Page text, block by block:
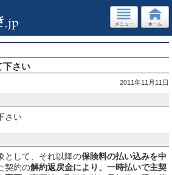
下さい
2011年11月11日
さい
として、それ以降の保険料の払い込みを中
契約の解約返戻金により、一時払いで主契